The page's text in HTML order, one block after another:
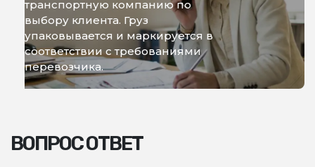
транспортную компанию по
выбору клиента. Груз
упаковывается и маркируется в
соответствии с требованиями
перевозчика.
ВОПРОС ОТВЕТ